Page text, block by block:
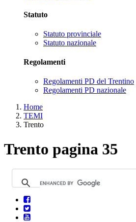
Statuto
Statuto provinciale
Statuto nazionale
Regolamenti
Regolamenti PD del Trentino
Regolamenti PD nazionale
Home
TEMI
Trento
Trento pagina 35